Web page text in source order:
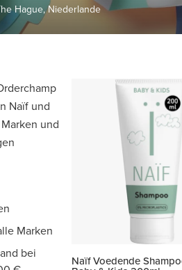
Hague, Niederlande
Naïf und
und
Marken
bei
Naïf Voedende